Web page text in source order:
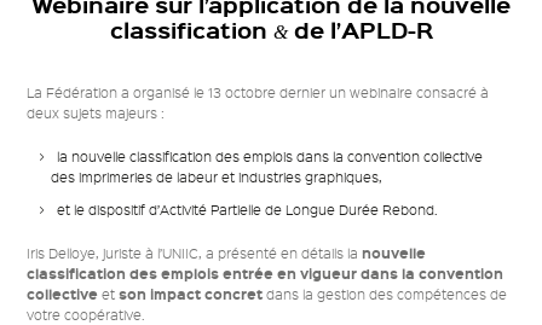
mail
classification &de l’APLD-R
La Fédération a organisé le 13 octobre dernier un webinaire consacré à
deux sujets majeurs :
la nouvelle classification des emplois dans la convention collective
des imprimeries de labeur et industries graphiques,
et le dispositif d’Activité Partielle de Longue Durée Rebond.
Iris Delloye, juriste à l’UNIIC, a présenté en détails lanouvelle
classification des emplois entrée en vigueur dans la convention
collective etson impact concret dans la gestion des compétences de
votre coopérative.